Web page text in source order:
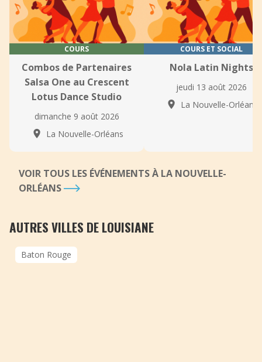
COURS
Combos de Partenaires
Salsa One au Crescent
Lotus Dance Studio
dimanche 9 août 2026
La Nouvelle-Orléans
COURS ET SOCIAL
Nola Latin Nights
jeudi 13 août 2026
La Nouvelle-Orléans
VOIR TOUS LES ÉVÉNEMENTS À LA NOUVELLE-
ORLÉANS
AUTRES VILLES DE LOUISIANE
Baton Rouge